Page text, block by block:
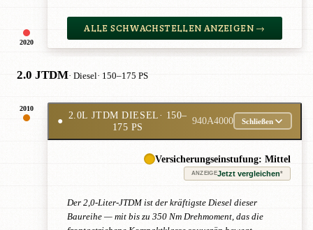
2020
ALLE SCHWACHSTELLEN ANZEIGEN →
2.0 JTDM· Diesel· 150–175 PS
2010
●
2.0L JTDM DIESEL· 150–
175 PS
940A4000 Schließen
Versicherungseinstufung: Mittel
ANZEIGEJetzt vergleichen*
Der 2,0-Liter-JTDM ist der kräftigste Diesel dieser
Baureihe — mit bis zu 350 Nm Drehmoment, das die